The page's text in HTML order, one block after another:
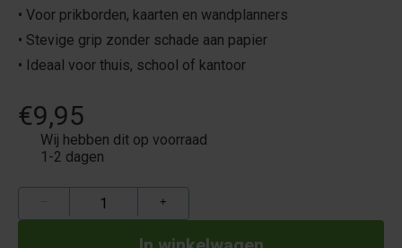
• Voor prikborden, kaarten en wandplanners
• Stevige grip zonder schade aan papier
• Ideaal voor thuis, school of kantoor
€9,95
Wij hebben dit op voorraad
1-2 dagen
+